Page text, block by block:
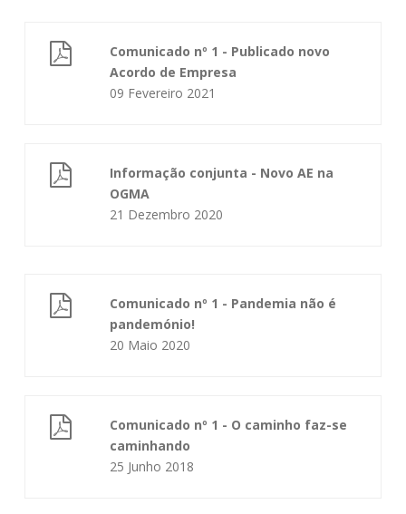
Comunicado nº 1 - Publicado novo
Acordo de Empresa
09 Fevereiro 2021
Informação conjunta - Novo AE na
OGMA
21 Dezembro 2020
Comunicado nº 1 - Pandemia não é
pandemónio!
20 Maio 2020
Comunicado nº 1 - O caminho faz-se
caminhando
25 Junho 2018